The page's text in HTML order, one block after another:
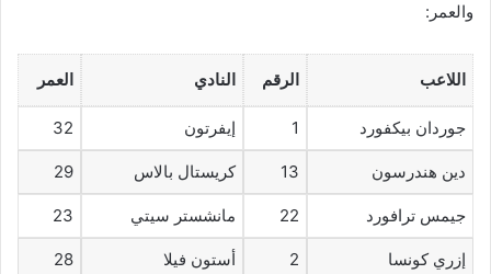
والعمر:
اللاعب الرقم النادي العمر
جوردان بيكفورد 1 إيفرتون 32
دين هندرسون 13 كريستال بالاس 29
جيمس ترافورد 22 مانشستر سيتي 23
إزري كونسا 2 أستون فيلا 28